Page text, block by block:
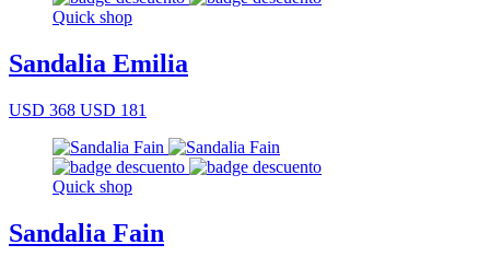
Quick shop
Sandalia Emilia
USD 368 USD 181
Quick shop
Sandalia Fain